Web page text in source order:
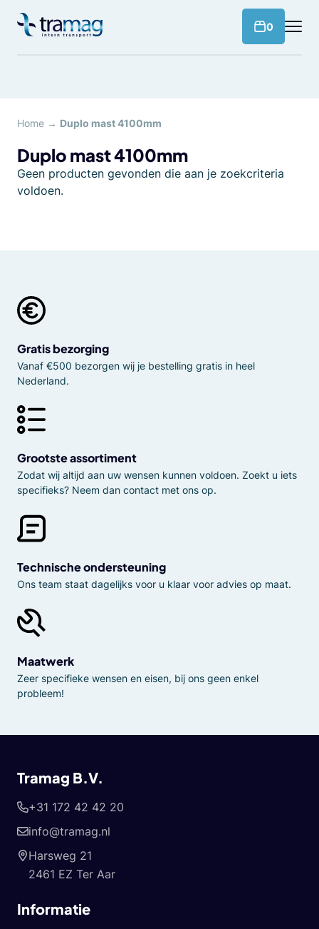
naar
0
Home → Duplo mast 4100mm
Duplo mast 4100mm
Geen producten gevonden die aan je zoekcriteria
voldoen.
Gratis bezorging
Vanaf €500 bezorgen wij je bestelling gratis in heel
Nederland.
Grootste assortiment
Zodat wij altijd aan uw wensen kunnen voldoen. Zoekt u iets
specifieks? Neem dan contact met ons op.
Technische ondersteuning
Ons team staat dagelijks voor u klaar voor advies op maat.
Maatwerk
Zeer specifieke wensen en eisen, bij ons geen enkel
probleem!
Tramag B.V.
+31 172 42 42 20
info@tramag.nl
Harsweg 21
2461 EZ Ter Aar
Informatie